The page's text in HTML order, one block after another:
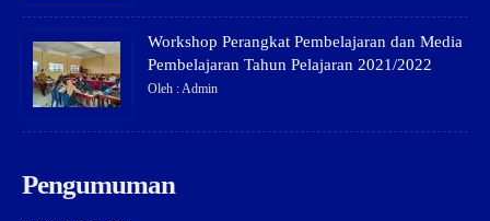
Workshop Perangkat Pembelajaran dan Media
Pembelajaran Tahun Pelajaran 2021/2022
Oleh : Admin
Pengumuman